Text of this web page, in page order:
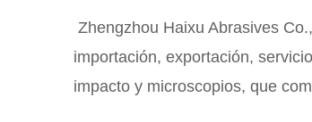
Zhengzhou Haixu Abrasives
importación, exportación,
impacto y microscopios, que